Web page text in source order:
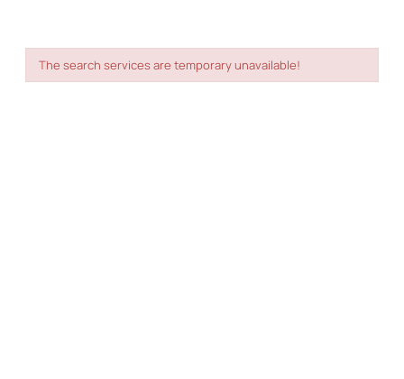
The search services are temporary unavailable!